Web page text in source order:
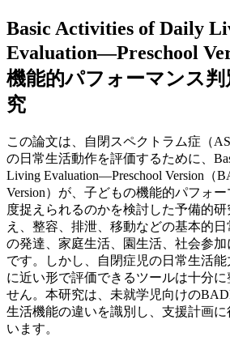
Basic Activities of Daily
Evaluation—Preschool
機能的パフォーマンス
究
この論文は、自閉スペクトラム症（
の日常生活動作を評価するために、
Living Evaluation—Preschool Version（
Version）が、子どもの機能的パフォ
度捉えられるのかを検討した予備的
え、整容、排泄、移動などの基本的
の発達、家庭生活、園生活、社会参
です。しかし、自閉症児の日常生活
に近い形で評価できるツールは十分
せん。本研究は、未就学児向けの
生活機能の違いを識別し、支援計画
います。